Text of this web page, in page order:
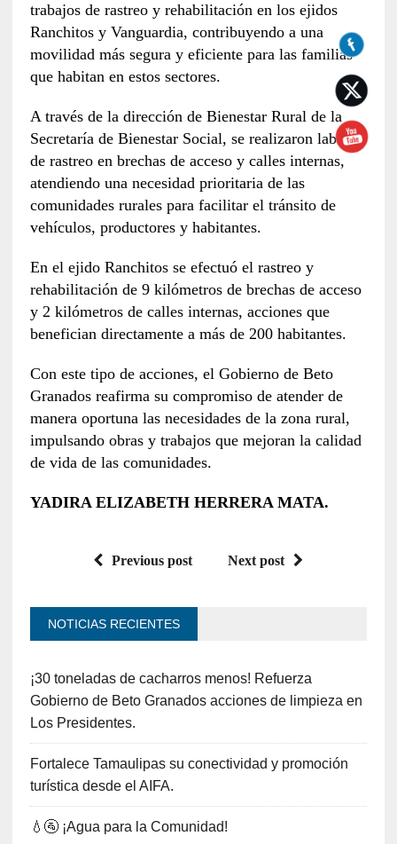
trabajos de rastreo y rehabilitación en los ejidos
Ranchitos y Vanguardia, contribuyendo a una
movilidad más segura y eficiente para las familias
que habitan en estos sectores.
A través de la dirección de Bienestar Rural de la
Secretaría de Bienestar Social, se realizaron labores
de rastreo en brechas de acceso y calles internas,
atendiendo una necesidad prioritaria de las
comunidades rurales para facilitar el tránsito de
vehículos, productores y habitantes.
En el ejido Ranchitos se efectuó el rastreo y
rehabilitación de 9 kilómetros de brechas de acceso
y 2 kilómetros de calles internas, acciones que
benefician directamente a más de 200 habitantes.
Con este tipo de acciones, el Gobierno de Beto
Granados reafirma su compromiso de atender de
manera oportuna las necesidades de la zona rural,
impulsando obras y trabajos que mejoran la calidad
de vida de las comunidades.
YADIRA ELIZABETH HERRERA MATA.
Previous post Next post
NOTICIAS RECIENTES
¡30 toneladas de cacharros menos! Refuerza
Gobierno de Beto Granados acciones de limpieza en
Los Presidentes.
Fortalece Tamaulipas su conectividad y promoción
turística desde el AIFA.
💧🚰 ¡Agua para la Comunidad!